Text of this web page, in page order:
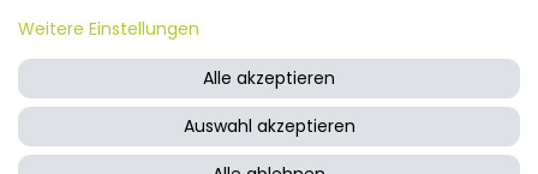
FRAGEN ZUM ARTIKEL
nicht einzuwilligen und die Einwilligung zu einem späteren
Zeitpunkt zu ändern oder zu widerrufen. Beachten Sie unser
Impressum
und weitere Hinweise zur Verwendung
personenbezogener Daten in unsererDaten­schutz­
erklärung
Weitere Einstellungen
Alle akzeptieren
Auswahl akzeptieren